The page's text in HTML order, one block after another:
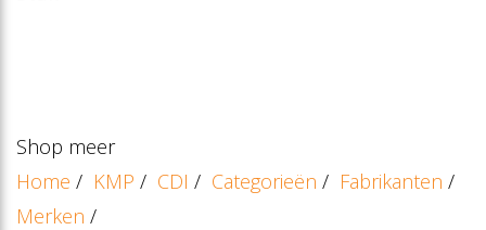
Shop meer
Home / KMP / CDI / Categorieën / Fabrikanten /
Merken /